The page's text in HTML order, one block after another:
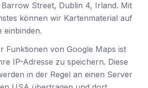
Street, Dublin 4, Irland. Mit
können wir Kartenmaterial auf
einbinden.
Funktionen von Google Maps ist
IP-Adresse zu speichern. Diese
in der Regel an einen Server